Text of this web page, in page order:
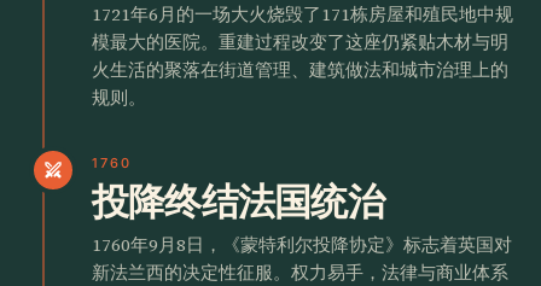
1721年6月的一场大火烧毁了171栋房屋和殖民地中规
模最大的医院。重建过程改变了这座仍紧贴木材与明
火生活的聚落在街道管理、建筑做法和城市治理上的
规则。
swords 1760
投降终结法国统治
1760年9月8日，《蒙特利尔投降协定》标志着英国对
新法兰西的决定性征服。权力易手，法律与商业体系